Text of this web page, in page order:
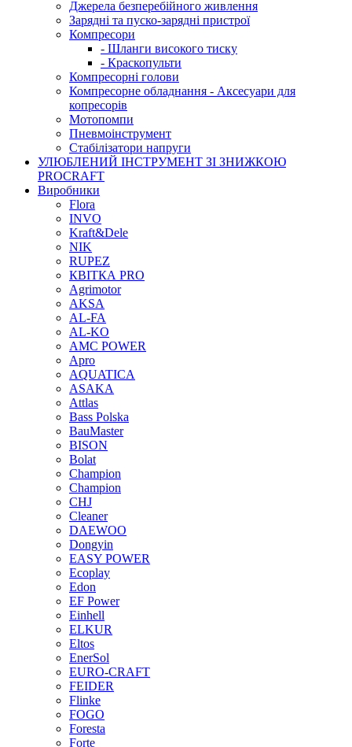
Джерела безперебійного живлення
Зарядні та пуско-зарядні пристрої
Компресори
- Шланги високого тиску
- Краскопульти
Компресорні голови
Компресорне обладнання - Аксесуари для
копресорів
Мотопомпи
Пневмоінструмент
Стабілізатори напруги
УЛЮБЛЕНИЙ ІНСТРУМЕНТ ЗІ ЗНИЖКОЮ
PROCRAFT
Виробники
Flora
INVO
Kraft&Dele
NIK
RUPEZ
КВІТКА PRO
Agrimotor
AKSA
AL-FA
AL-KO
AMC POWER
Apro
AQUATICA
ASAKA
Attlas
Bass Polska
BauMaster
BISON
Bolat
Champion
Champion
CHJ
Cleaner
DAEWOO
Dongyin
EASY POWER
Ecoplay
Edon
EF Power
Einhell
ELKUR
Eltos
EnerSol
EURO-CRAFT
FEIDER
Flinke
FOGO
Foresta
Forte